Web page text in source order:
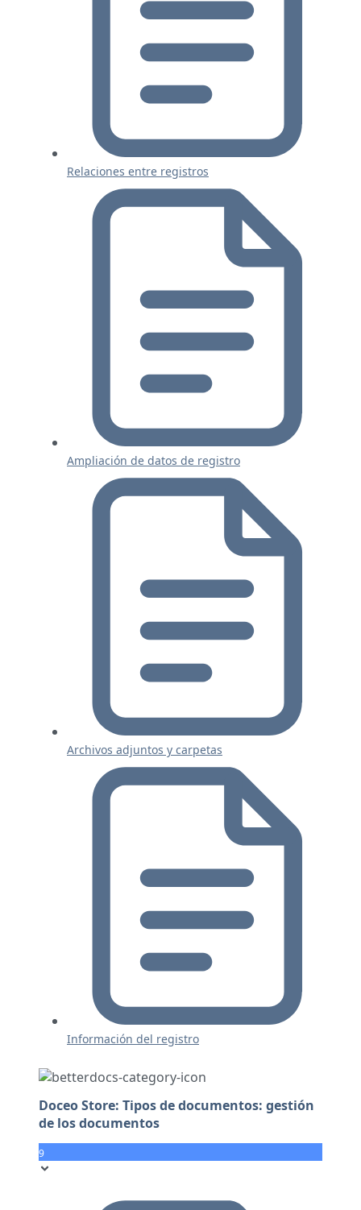
Relaciones entre registros
Ampliación de datos de registro
Archivos adjuntos y carpetas
Información del registro
Doceo Store: Tipos de documentos: gestión
de los documentos
9